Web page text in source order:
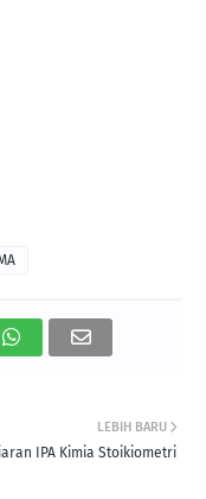
LEBIH BARU
IPA Kimia Stoikiometri